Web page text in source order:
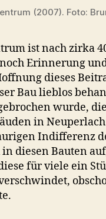
(2007). Foto:
ist nach zirka
Erinnerung
dieses
Bau lieblos
wurde,
in
Indifferenz
diesen Bauten
für viele ein